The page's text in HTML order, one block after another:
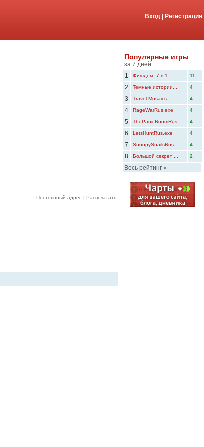
Вход
Регистрация
Постоянный адрес | Распечатать
Популярные игры
за 7 дней
1
Фишдом. 7 в 1 11
2 Темные истории.... 4
3 Travel Mosaics:... 4
4 RageWarRus.exe 4
5 ThePanicRoomRus... 4
6 LetsHuntRus.exe 4
7 SnoopySnailsRus... 4
8 Большой секрет ... 2
Весь рейтинг »